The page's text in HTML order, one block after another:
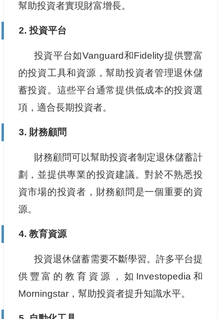
幫助投資者實現財富增長。
2. 投資平台
投資平台如Vanguard和Fidelity提供豐富
的投資工具和資源，幫助投資者管理退休儲
蓄投資。這些平台通常提供低成本的投資選
項，適合長期投資者。
3. 財務顧問
財務顧問可以幫助投資者制定退休儲蓄計
劃，並提供專業的投資建議。對於不熟悉投
資市場的投資者，財務顧問是一個重要的資
源。
4. 教育資源
投資退休儲蓄需要不斷學習。許多平台提
供豐富的教育資源，如Investopedia和
Morningstar，幫助投資者提升知識水平。